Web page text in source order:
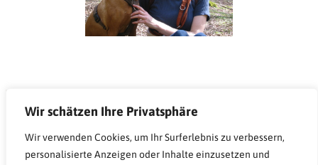
Wir schätzen Ihre Privatsphäre
Wir verwenden Cookies, um Ihr Surferlebnis zu verbessern,
personalisierte Anzeigen oder Inhalte einzusetzen und
Teamgeist Geeste – Mobiles Hundetraining